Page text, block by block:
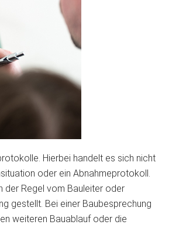
Hierbei handelt es sich nicht
oder ein Abnahmeprotokoll.
der Regel vom Bauleiter oder
gestellt. Bei einer Baubesprechung
weiteren Bauablauf oder die